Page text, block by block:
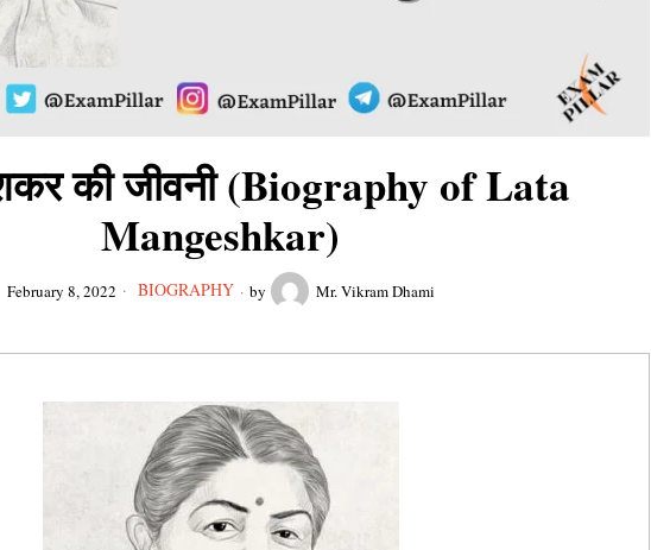
की जीवनी (Biography of Lata
Mangeshkar)
February 8, 2022 BIOGRAPHY by Mr. Vikram Dhami